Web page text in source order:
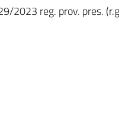
2023 reg. prov. pres.